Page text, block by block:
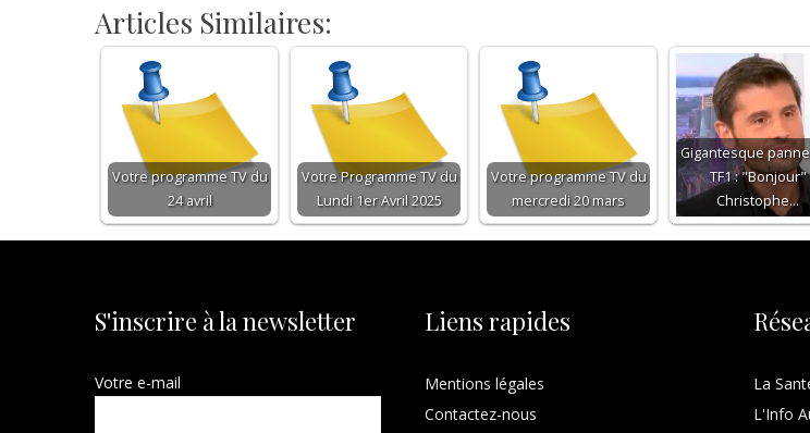
Articles Similaires:
Votre programme TV du
24 avril
Votre Programme TV du
Lundi 1er Avril 2025
Votre programme TV du
mercredi 20 mars
Gigantesque
TF1 : "Bonjour"
Christophe…
S'inscrire à la newsletter
Votre e-mail
Liens rapides
Mentions légales
Contactez-nous
La
L'Info